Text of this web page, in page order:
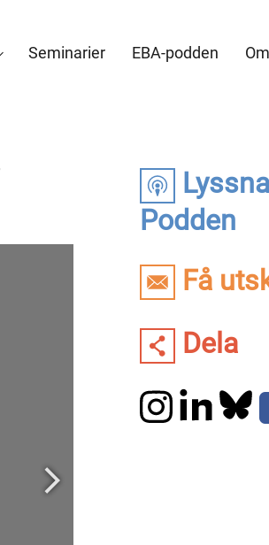
Seminarier EBA-podden
Podden
Få
Dela